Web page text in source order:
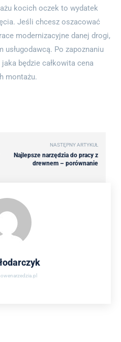
kocich oczek to wydatek
Jeśli chcesz oszacować
modernizacyjne danej drogi,
Po zapoznaniu
będzie całkowita cena
montażu.
NASTĘPNY ARTYKUŁ
Najlepsze narzędzia do pracy z
drewnem – porównanie